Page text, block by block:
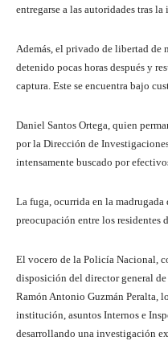
entregarse a las autoridades tras
Además, el privado de libertad de
detenido pocas horas después y
captura. Este se encuentra bajo
Daniel Santos Ortega, quien
por la Dirección de
intensamente buscado por
La fuga, ocurrida en la madrugada
preocupación entre los residentes
El vocero de la Policía Nacional,
disposición del director general
Ramón Antonio Guzmán Peralta,
institución, asuntos Internos e
desarrollando una investigación